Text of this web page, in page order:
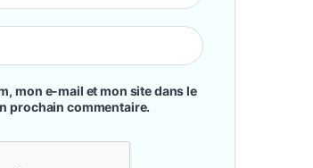
mon e-mail et mon site dans le
prochain commentaire.